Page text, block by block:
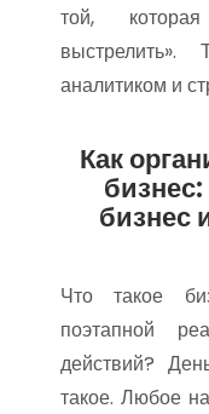
той,
аналитиком и
Как
бизнес
Что такое
поэтапной
действий?
такое. Любое